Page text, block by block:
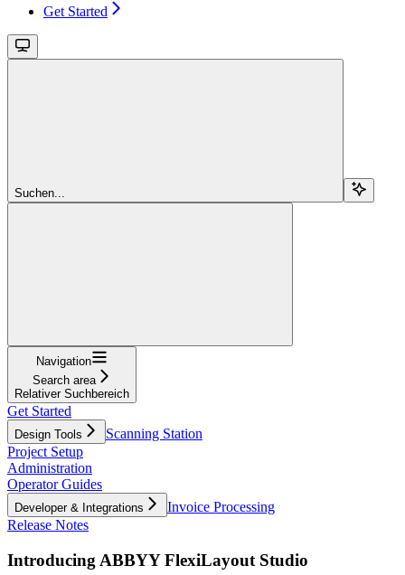
Get Started
Suchen...
Navigation
Search area
Relativer Suchbereich
Get Started
Design Tools
Scanning Station
Project Setup
Administration
Operator Guides
Developer & Integrations
Invoice Processing
Release Notes
Introducing ABBYY FlexiLayout Studio